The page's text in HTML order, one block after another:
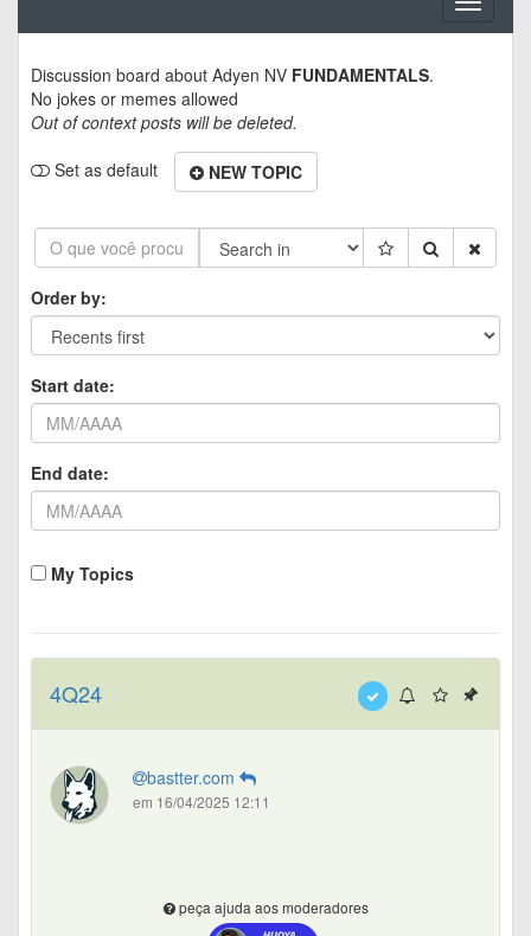
Toggle
Discussion board about Adyen NV FUNDAMENTALS.
No jokes or memes allowed
Out of context posts will be deleted.
Set as default
NEW TOPIC
Order by:
Start date:
End date:
My Topics
4Q24
bastter.com
em 16/04/2025 12:11
peça ajuda aos moderadores